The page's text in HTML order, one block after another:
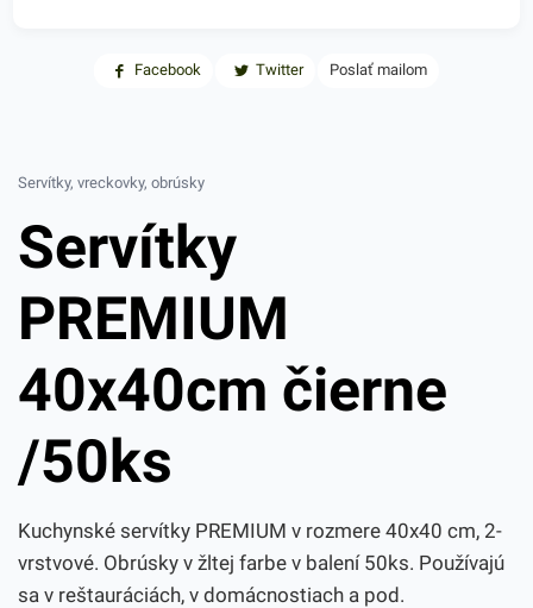
Facebook Twitter Poslať mailom
Servítky, vreckovky, obrúsky
Servítky
PREMIUM
40x40cm čierne
/50ks
Kuchynské servítky PREMIUM v rozmere 40x40 cm, 2-
vrstvové. Obrúsky v žltej farbe v balení 50ks. Používajú
sa v reštauráciách, v domácnostiach a pod.